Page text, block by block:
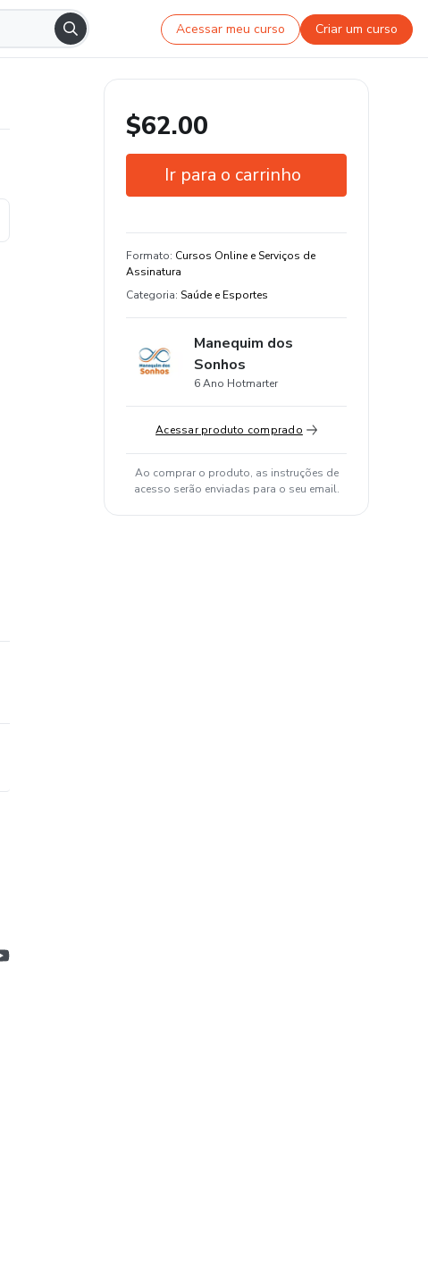
Acessar meu curso Criar um curso
$62.00
Ir para o carrinho
Estude do seu jeito e em qualquer
dispositivo
Formato: Cursos Online e Serviços de
Assinatura
Categoria: Saúde e Esportes
Manequim dos
Sonhos
6 Ano Hotmarter
Acessar produto comprado
Ao comprar o produto, as instruções de
acesso serão enviadas para o seu email.